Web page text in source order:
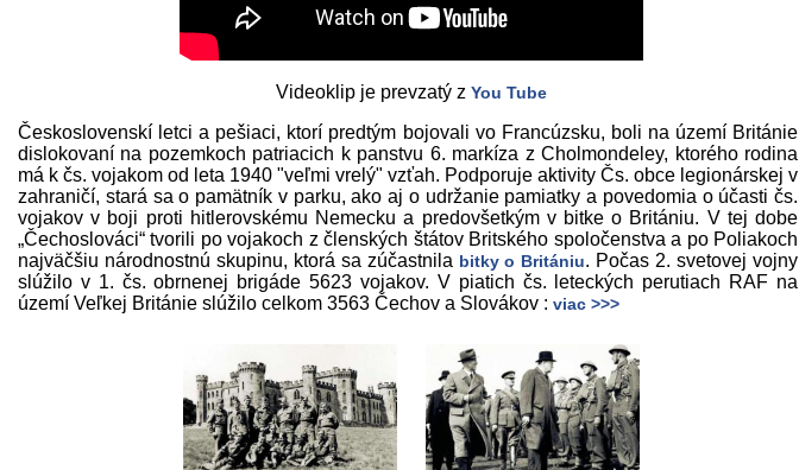
Videoklip je prevzatý z You Tube
Československí letci a pešiaci, ktorí predtým bojovali vo Francúzsku, boli na území Británie
dislokovaní na pozemkoch patriacich k panstvu 6. markíza z Cholmondeley, ktorého rodina
má k čs. vojakom od leta 1940 "veľmi vrelý" vzťah. Podporuje aktivity Čs. obce legionárskej v
zahraničí, stará sa o pamätník v parku, ako aj o udržanie pamiatky a povedomia o účasti čs.
vojakov v boji proti hitlerovskému Nemecku a predovšetkým v bitke o Britániu. V tej dobe
„Čechoslováci“ tvorili po vojakoch z členských štátov Britského spoločenstva a po Poliakoch
najväčšiu národnostnú skupinu, ktorá sa zúčastnila bitky o Britániu. Počas 2. svetovej vojny
slúžilo v 1. čs. obrnenej brigáde 5623 vojakov. V piatich čs. leteckých perutiach RAF na
území Veľkej Británie slúžilo celkom 3563 Čechov a Slovákov : viac >>>